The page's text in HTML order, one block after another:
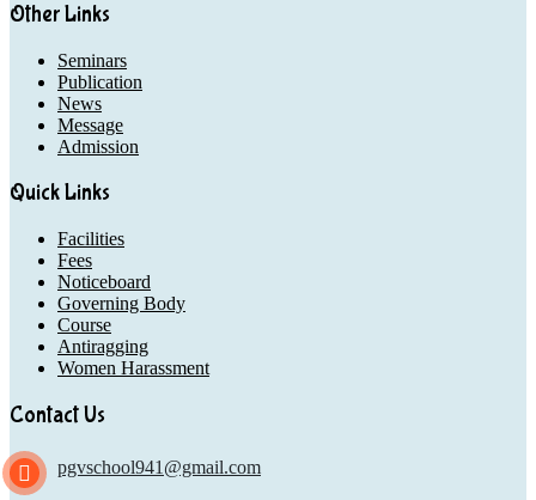
Other Links
Seminars
Publication
News
Message
Admission
Quick Links
Facilities
Fees
Noticeboard
Governing Body
Course
Antiragging
Women Harassment
Contact Us
pgvschool941@gmail.com